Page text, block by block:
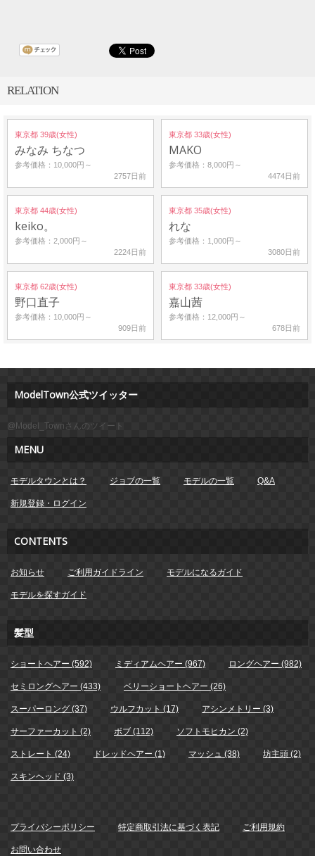
RELATION
東京都 39歳(女性)
みなみ ちなつ
参考価格：10,000円～
2757日前
東京都 33歳(女性)
MAKO
参考価格：8,000円～
4474日前
東京都 44歳(女性)
keiko。
参考価格：2,000円～
2224日前
東京都 35歳(女性)
れな
参考価格：1,000円～
3080日前
東京都 62歳(女性)
野口直子
参考価格：10,000円～
909日前
東京都 33歳(女性)
嘉山茜
参考価格：12,000円～
678日前
ModelTown公式ツイッター
@Model_Townさんのツイート
MENU
モデルタウンとは？ ジョブの一覧 モデルの一覧 Q&A
新規登録・ログイン
CONTENTS
お知らせ ご利用ガイドライン モデルになるガイド
モデルを探すガイド
髪型
ショートヘアー (592) ミディアムヘアー (967) ロングヘアー (982)
セミロングヘアー (433) ベリーショートヘアー (26)
スーパーロング (37) ウルフカット (17) アシンメトリー (3)
サーファーカット (2) ボブ (112) ソフトモヒカン (2)
ストレート (24) ドレッドヘアー (1) マッシュ (38) 坊主頭 (2)
スキンヘッド (3)
プライバシーポリシー 特定商取引法に基づく表記 ご利用規約
お問い合わせ